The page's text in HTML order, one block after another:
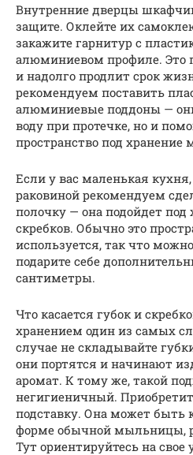
Внутренние дверцы
защите. Оклейте их
закажите гарнитур с
алюминиевом профиле. Это
и надолго продлит срок
рекомендуем поставить
алюминиевые поддоны —
воду при протечке, но и
пространство под
Если у вас маленькая
раковиной рекомендуем
полочку — она подойдет под
скребков. Обычно это
используется, так что
подарите себе
сантиметры.
Что касается губок и
хранением один из самых
случае не складывайте
они портятся и начинают
аромат. К тому же, такой
негигиеничный.
подставку. Она может быть
форме обычной мыльницы,
Тут ориентируйтесь на свое